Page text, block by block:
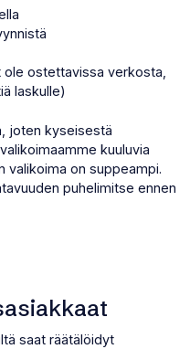
ostettavissa verkosta,
laskulle)
joten kyseisestä
kuuluvia
valikoima on suppeampi.
puhelimitse ennen
saat räätälöidyt